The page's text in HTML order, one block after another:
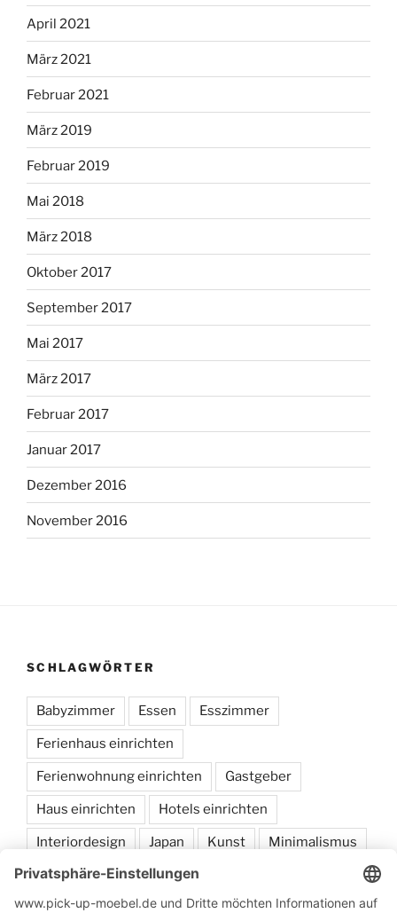
April 2021
März 2021
Februar 2021
März 2019
Februar 2019
Mai 2018
März 2018
Oktober 2017
September 2017
Mai 2017
März 2017
Februar 2017
Januar 2017
Dezember 2016
November 2016
SCHLAGWÖRTER
Babyzimmer Essen Esszimmer
Ferienhaus einrichten
Ferienwohnung einrichten Gastgeber
Haus einrichten Hotels einrichten
Interiordesign Japan Kunst Minimalismus
Möbel sammeln Schlafen